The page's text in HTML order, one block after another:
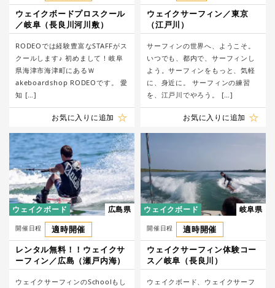
ウェイクボードプロスクール
／岐阜（長良川河川敷）
RODEOでは経験豊富なSTAFFがス
クールします♪ 初めまして！岐阜
県海津市海津町にあるＷ
akeboardshop RODEOです。 愛
知 […]
お気に入りに追加
ウェイクサーフィン／東京
（江戸川）
サーフィンの世界へ、ようこそ。
いつでも、都内で、サーフィンし
よう。サーフィンをもっと、気軽
に、身近に。 サーフィンの練習
を、江戸川でやろう。 […]
お気に入りに追加
ウェイクボード 広島県
開催日程
適時開催
レンタル無料！！ウェイクサ
ーフィン／広島（瀬戸内海）
ウェイクサーフィンのSchoolもし
ウェイクボード 岐阜県
開催日程
適時開催
ウェイクサーフィン体験コー
ス／岐阜（長良川）
ウェイクボード、ウェイクサーフ